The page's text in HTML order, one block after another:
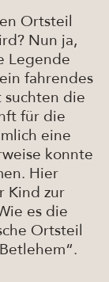
Ortsteil
Nun ja,
Legende
fahrendes
suchten die
für die
eine
konnte
Hier
Kind zur
es die
Ortsteil